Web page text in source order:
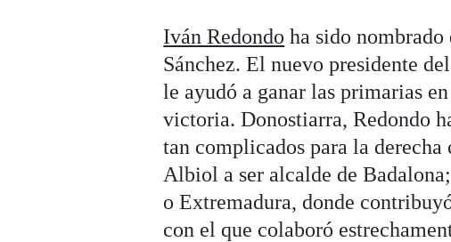
Iván Redondo ha sido
Sánchez. El nuevo presidente
le ayudó a ganar las primarias
victoria. Donostiarra, Redondo
tan complicados para la
Albiol a ser alcalde de
o Extremadura, donde
con el que colaboró